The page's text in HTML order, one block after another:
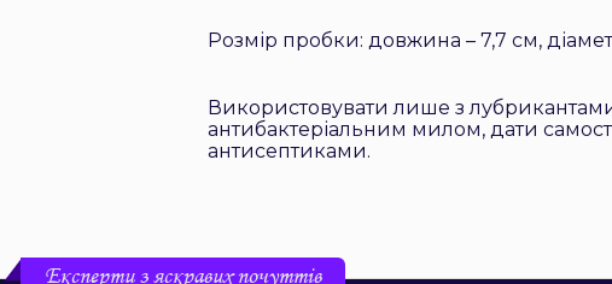
Розмір пробки: довжина – 7,7 см,
Використовувати лише з
антибактеріальним милом, дати
антисептиками.
Експерти з яскравих почуттів